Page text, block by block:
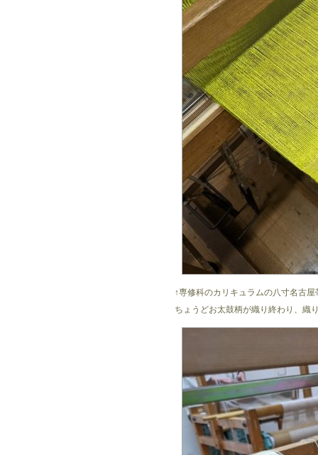
↑専修科のカリキュラムの八寸名古屋
ちょうどお太鼓柄が織り終わり、織